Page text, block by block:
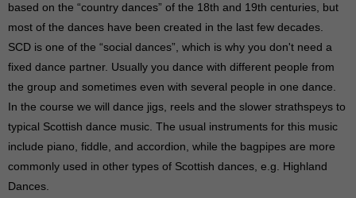
based on the “country dances” of the 18th and 19th centuries, but
most of the dances have been created in the last few decades.
SCD is one of the “social dances”, which is why you don't need a
fixed dance partner. Usually you dance with different people from
the group and sometimes even with several people in one dance.
In the course we will dance jigs, reels and the slower strathspeys to
typical Scottish dance music. The usual instruments for this music
include piano, fiddle, and accordion, while the bagpipes are more
commonly used in other types of Scottish dances, e.g. Highland
Dances.